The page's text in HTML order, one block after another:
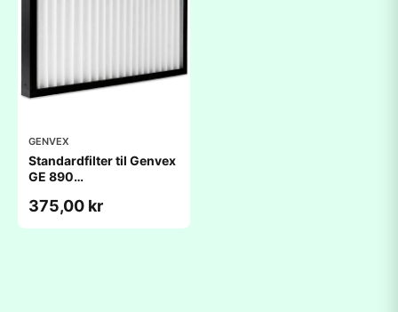
GENVEX
Standardfilter til Genvex
GE 890
375,00 kr